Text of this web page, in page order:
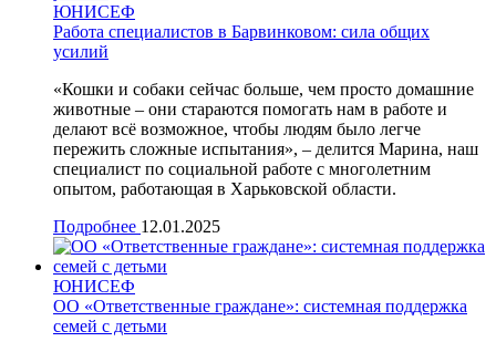
ЮНИСЕФ
Работа специалистов в Барвинковом: сила общих
усилий
«Кошки и собаки сейчас больше, чем просто домашние
животные – они стараются помогать нам в работе и
делают всё возможное, чтобы людям было легче
пережить сложные испытания», – делится Марина, наш
специалист по социальной работе с многолетним
опытом, работающая в Харьковской области.
Подробнее 12.01.2025
ЮНИСЕФ
ОО «Ответственные граждане»: системная поддержка
семей с детьми